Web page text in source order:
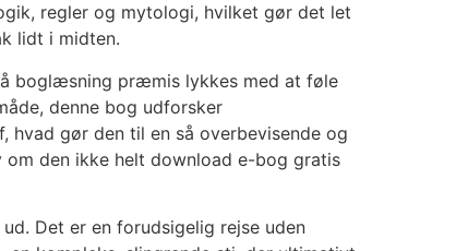
regler og mytologi, hvilket gør det let
lidt i midten.
boglæsning præmis lykkes med at føle
denne bog udforsker
gør den til en så overbevisende og
den ikke helt download e-bog gratis
Det er en forudsigelig rejse uden